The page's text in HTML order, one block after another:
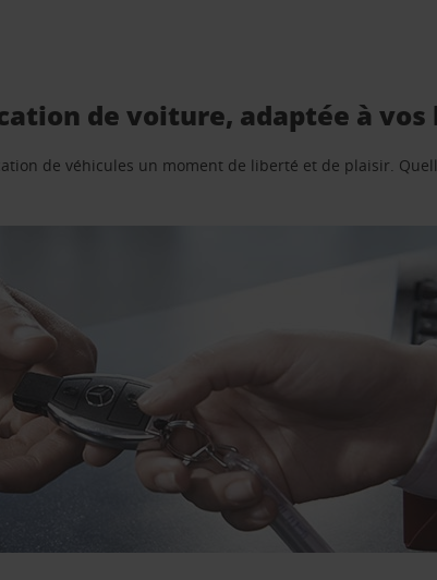
de voiture, adaptée à vos
de véhicules un moment de liberté et de plaisir.